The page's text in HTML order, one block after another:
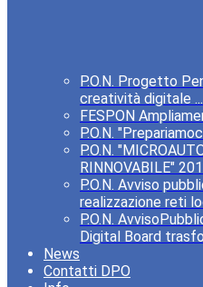
P.O.N. Progetto
creatività digitale ...
FESPON
P.O.N.
P.O.N.
RINNOVABILE"
P.O.N. Avviso
realizzazione reti
P.O.N.
Digital Board
News
Contatti DPO